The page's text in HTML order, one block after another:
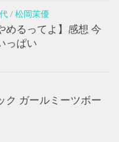
/ 松岡茉優
めるってよ】感想 今
っぱい
ク ガールミーツボー